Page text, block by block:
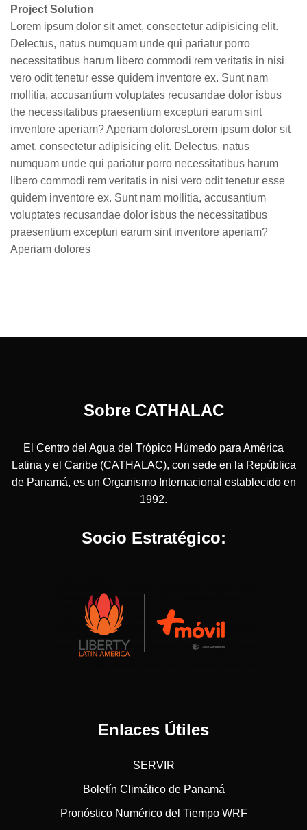
Project Solution
Lorem ipsum dolor sit amet, consectetur adipisicing elit.
Delectus, natus numquam unde qui pariatur porro
necessitatibus harum libero commodi rem veritatis in nisi
vero odit tenetur esse quidem inventore ex. Sunt nam
mollitia, accusantium voluptates recusandae dolor isbus
the necessitatibus praesentium excepturi earum sint
inventore aperiam? Aperiam doloresLorem ipsum dolor sit
amet, consectetur adipisicing elit. Delectus, natus
numquam unde qui pariatur porro necessitatibus harum
libero commodi rem veritatis in nisi vero odit tenetur esse
quidem inventore ex. Sunt nam mollitia, accusantium
voluptates recusandae dolor isbus the necessitatibus
praesentium excepturi earum sint inventore aperiam?
Aperiam dolores
Sobre CATHALAC
El Centro del Agua del Trópico Húmedo para América
Latina y el Caribe (CATHALAC), con sede en la República
de Panamá, es un Organismo Internacional establecido en
1992.
Socio Estratégico:
Enlaces Útiles
SERVIR
Boletín Climático de Panamá
Pronóstico Numérico del Tiempo WRF